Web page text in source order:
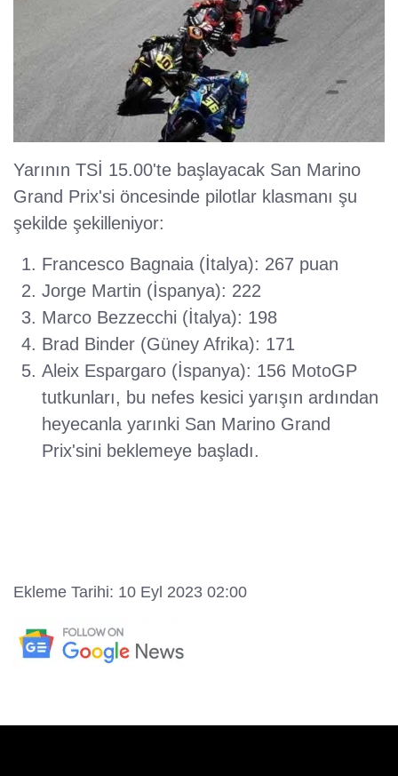
Yarının TSİ 15.00'te başlayacak San Marino
Grand Prix'si öncesinde pilotlar klasmanı şu
şekilde şekilleniyor:
Francesco Bagnaia (İtalya): 267 puan
Jorge Martin (İspanya): 222
Marco Bezzecchi (İtalya): 198
Brad Binder (Güney Afrika): 171
Aleix Espargaro (İspanya): 156 MotoGP
tutkunları, bu nefes kesici yarışın ardından
heyecanla yarınki San Marino Grand
Prix'sini beklemeye başladı.
Ekleme Tarihi: 10 Eyl 2023 02:00